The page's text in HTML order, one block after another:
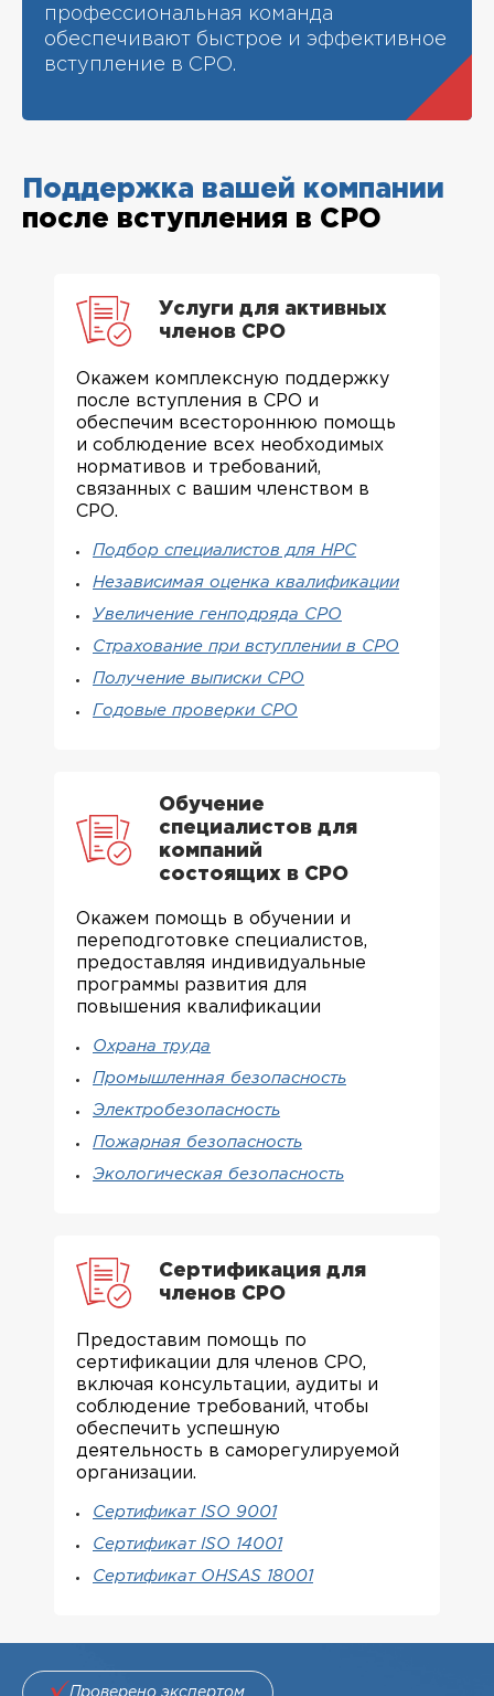
профессиональная команда
обеспечивают быстрое и эффективное
вступление в СРО.
Поддержка вашей компании
после вступления в СРО
Услуги для активных
членов СРО
Окажем комплексную поддержку
после вступления в СРО и
обеспечим всестороннюю помощь
и соблюдение всех необходимых
нормативов и требований,
связанных с вашим членством в
СРО.
Подбор специалистов для НРС
Независимая оценка квалификации
Увеличение генподряда СРО
Страхование при вступлении в СРО
Получение выписки СРО
Годовые проверки СРО
Обучение
специалистов для
компаний
состоящих в СРО
Окажем помощь в обучении и
переподготовке специалистов,
предоставляя индивидуальные
программы развития для
повышения квалификации
Охрана труда
Промышленная безопасность
Электробезопасность
Пожарная безопасность
Экологическая безопасность
Сертификация для
членов СРО
Предоставим помощь по
сертификации для членов СРО,
включая консультации, аудиты и
соблюдение требований, чтобы
обеспечить успешную
деятельность в саморегулируемой
организации.
Сертификат ISO 9001
Сертификат ISO 14001
Сертификат OHSAS 18001